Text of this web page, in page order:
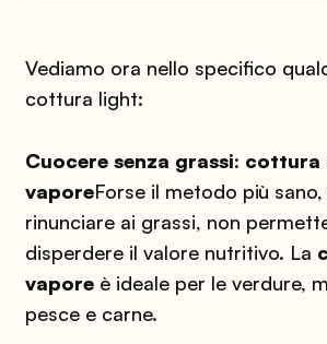
Vediamo ora nello specifico
cottura light:
Cuocere senza grassi: cottura
vaporeForse il metodo più
rinunciare ai grassi, non
disperdere il valore nutritivo. La
vaporeè ideale per le verdure,
pesce e carne.